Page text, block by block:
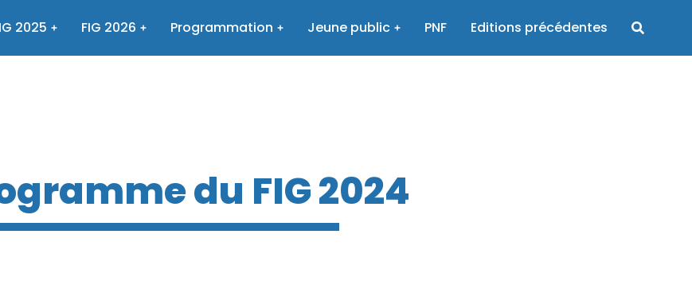
2025 FIG 2026 Programmation Jeune public PNF Editions précédentes
du FIG 2024